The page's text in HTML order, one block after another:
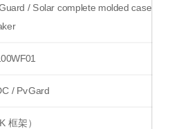
/ Solar complete molded case
/ PvGard
框架）